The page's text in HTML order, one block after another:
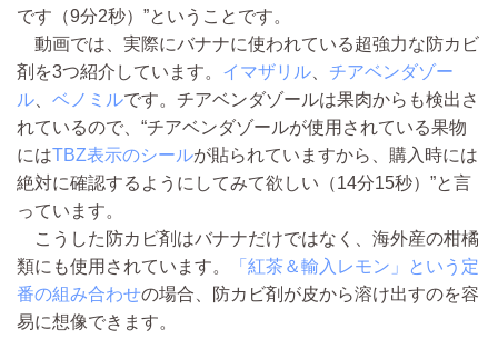
です（9分2秒）”ということです。
動画では、実際にバナナに使われている超強力な防カビ
剤を3つ紹介しています。 イマザリル
チアベンダゾー
ル
ベノミルです。チアベンダゾールは果肉からも検出さ
れているので、“チアベンダゾールが使用されている果物
にはTBZ表示のシールが貼られていますから、購入時には
絶対に確認するようにしてみて欲しい（14分15秒）”と言
っています。
こうした防カビ剤はバナナだけではなく、海外産の柑橘
類にも使用されています。
「紅茶＆輸入レモン」という定
番の組み合わせの場合、防カビ剤が皮から溶け出すのを容
易に想像できます。